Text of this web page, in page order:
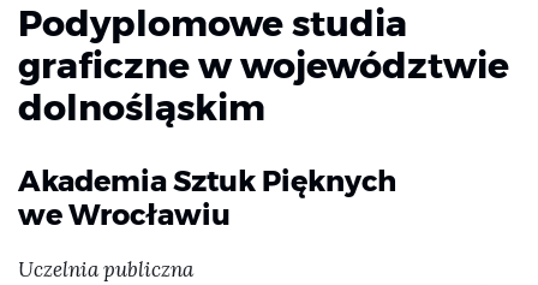
Podyplomowe studia
graficzne w województwie
dolnośląskim
Akademia Sztuk Pięknych
we Wrocławiu
Uczelnia publiczna